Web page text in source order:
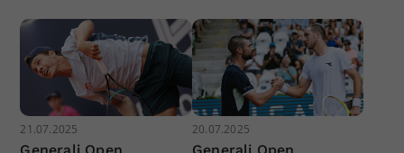
21.07.2025 20.07.2025